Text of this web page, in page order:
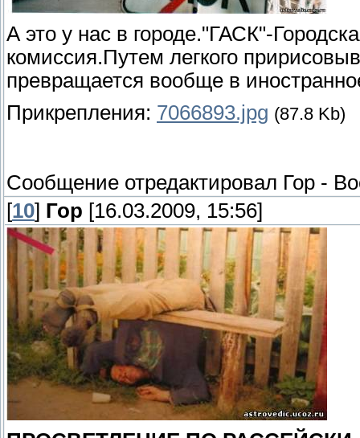
А это у нас в городе."ГАСК"-
комиссия.Путем легкого
превращается вообще в
Прикрепления: 7066893.jpg (87.8 Kb)
Сообщение отредактировал Гор -
[10] Гор [16.03.2009, 15:56]